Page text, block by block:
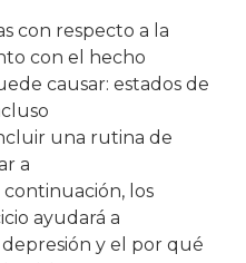
con respecto a la
con el hecho
causar: estados de
una rutina de
a
los
ayudará a
y el por qué